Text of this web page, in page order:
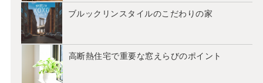
ブルックリンスタイルのこだわりの家
高断熱住宅で重要な窓えらびのポイント